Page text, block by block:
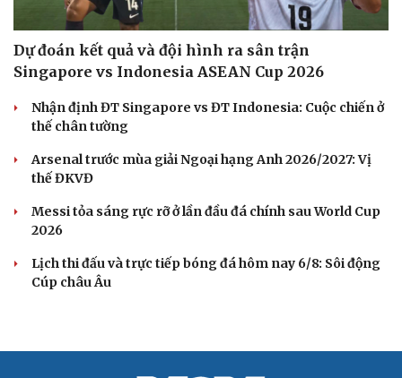
Dự đoán kết quả và đội hình ra sân trận
Singapore vs Indonesia ASEAN Cup 2026
Nhận định ĐT Singapore vs ĐT Indonesia: Cuộc chiến ở
thế chân tường
Arsenal trước mùa giải Ngoại hạng Anh 2026/2027: Vị
thế ĐKVĐ
Messi tỏa sáng rực rỡ ở lần đầu đá chính sau World Cup
2026
Lịch thi đấu và trực tiếp bóng đá hôm nay 6/8: Sôi động
Cúp châu Âu